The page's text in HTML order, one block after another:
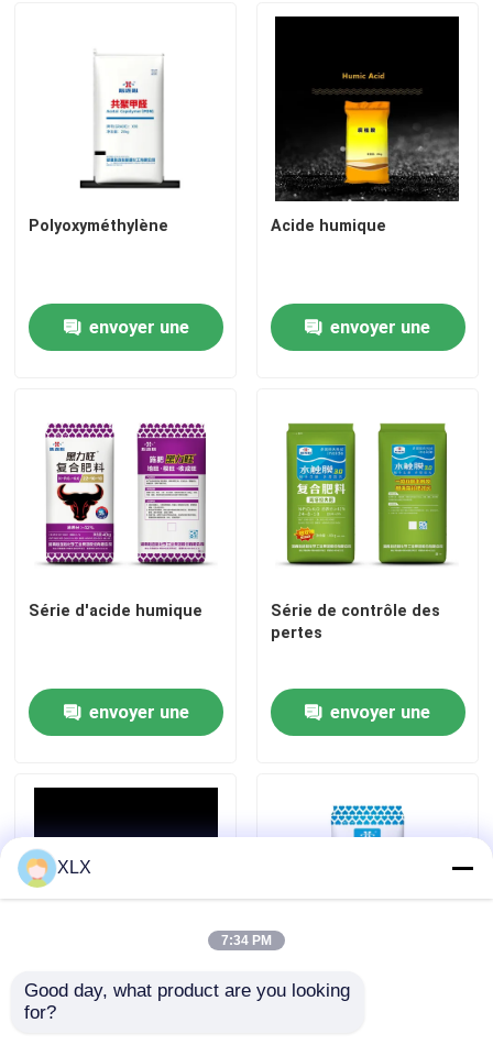
Alcool furfurylique
Polyoxyméthylène
envoyer une
Acide humique
envoyer une
Série d'acide humique
envoyer une
Série de contrôle des
pertes
envoyer une
Fulvate de potassium de
type universel (alcalin)
engrais composé spécial
XLX
7:34 PM
Good day, what product are you looking
for?